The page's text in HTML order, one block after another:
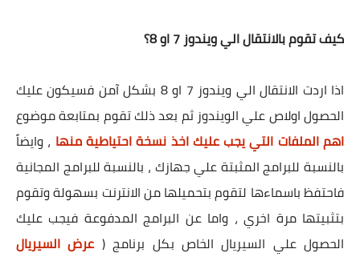
كيف تقوم بالانتقال الي ويندوز 7 او 8؟
اذا اردت الانتقال الي ويندوز 7 او 8 بشكل آمن فسيكون عليك
الحصول اولاص علي الويندوز ثم بعد ذلك تقوم بمتابعة موضوع
اهم الملفات التي يجب عليك اخذ نسخة احتياطية منها ، وايضاً
بالنسبة للبرامج المثبتة علي جهازك ، بالنسبة للبرامج المجانية
فاحتفظ باسماءها لتقوم بتحميلها من الانترنت بسهولة وتقوم
بتثبيتها مرة اخري ، واما عن البرامج المدفوعة فيجب عليك
الحصول علي السيريال الخاص بكل برنامج (عرض السيريال